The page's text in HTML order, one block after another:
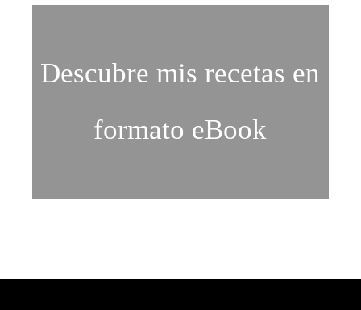
Descubre mis recetas en
formato eBook